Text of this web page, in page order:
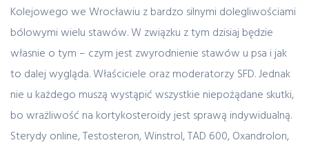
Kolejowego we Wrocławiu z bardzo silnymi dolegliwościami
bólowymi wielu stawów. W związku z tym dzisiaj będzie
własnie o tym – czym jest zwyrodnienie stawów u psa i jak
to dalej wygląda. Właściciele oraz moderatorzy SFD. Jednak
nie u każdego muszą wystąpić wszystkie niepożądane skutki,
bo wrażliwość na kortykosteroidy jest sprawą indywidualną.
Sterydy online, Testosteron, Winstrol, TAD 600, Oxandrolon,